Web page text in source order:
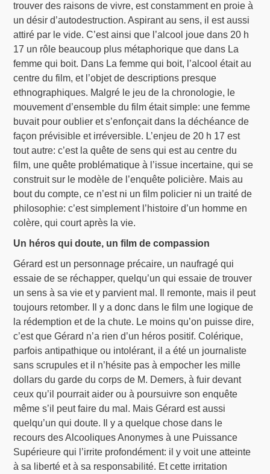
trouver des raisons de vivre, est constamment en proie à
un désir d’autodestruction. Aspirant au sens, il est aussi
attiré par le vide. C’est ainsi que l’alcool joue dans 20 h
17 un rôle beaucoup plus métaphorique que dans La
femme qui boit. Dans La femme qui boit, l’alcool était au
centre du film, et l’objet de descriptions presque
ethnographiques. Malgré le jeu de la chronologie, le
mouvement d’ensemble du film était simple: une femme
buvait pour oublier et s’enfonçait dans la déchéance de
façon prévisible et irréversible. L’enjeu de 20 h 17 est
tout autre: c’est la quête de sens qui est au centre du
film, une quête problématique à l’issue incertaine, qui se
construit sur le modèle de l’enquête policière. Mais au
bout du compte, ce n’est ni un film policier ni un traité de
philosophie: c’est simplement l’histoire d’un homme en
colère, qui court après la vie.
Un héros qui doute, un film de compassion
Gérard est un personnage précaire, un naufragé qui
essaie de se réchapper, quelqu’un qui essaie de trouver
un sens à sa vie et y parvient mal. Il remonte, mais il peut
toujours retomber. Il y a donc dans le film une logique de
la rédemption et de la chute. Le moins qu’on puisse dire,
c’est que Gérard n’a rien d’un héros positif. Colérique,
parfois antipathique ou intolérant, il a été un journaliste
sans scrupules et il n’hésite pas à empocher les mille
dollars du garde du corps de M. Demers, à fuir devant
ceux qu’il pourrait aider ou à poursuivre son enquête
même s’il peut faire du mal. Mais Gérard est aussi
quelqu’un qui doute. Il y a quelque chose dans le
recours des Alcooliques Anonymes à une Puissance
Supérieure qui l’irrite profondément: il y voit une atteinte
à sa liberté et à sa responsabilité. Et cette irritation